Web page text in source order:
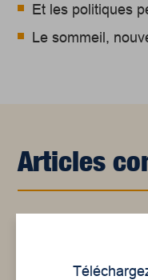
Et les politiques
Le sommeil,
Articles